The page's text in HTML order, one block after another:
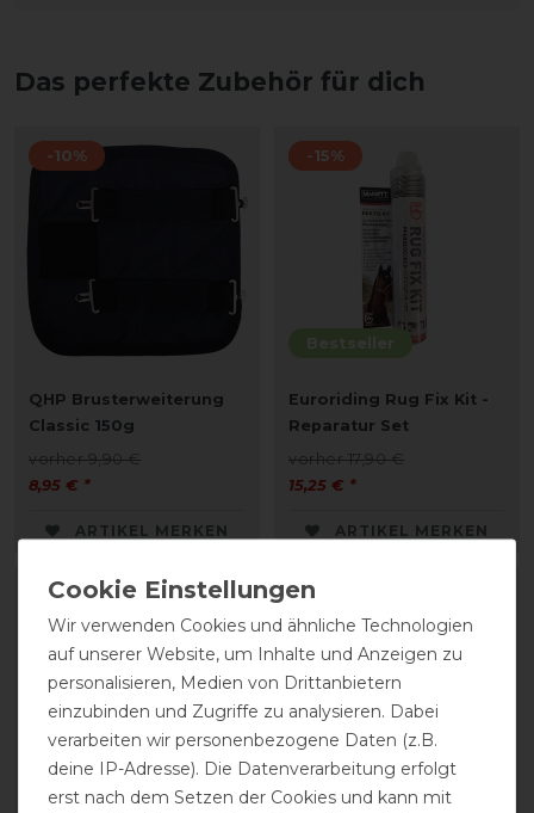
Das perfekte Zubehör für dich
-10%
QHP Brusterweiterung
Classic 150g
vorher 9,90 €
8,95 € *
ARTIKEL MERKEN
Bestseller
-15%
Euroriding Rug Fix Kit -
Reparatur Set
vorher 17,90 €
15,25 € *
ARTIKEL MERKEN
-10% -10%
Wir verwenden Cookies und ähnliche Technologien
auf unserer Website, um Inhalte und Anzeigen zu
personalisieren, Medien von Drittanbietern
einzubinden und Zugriffe zu analysieren. Dabei
verarbeiten wir personenbezogene Daten (z.B.
deine IP-Adresse). Die Datenverarbeitung erfolgt
erst nach dem Setzen der Cookies und kann mit